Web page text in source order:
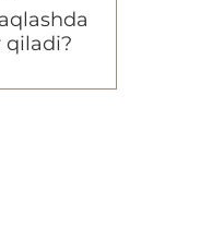
qiladi?